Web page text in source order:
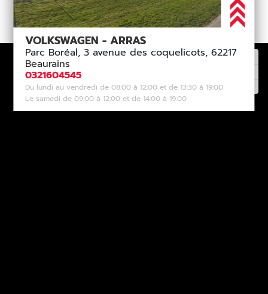
VOLKSWAGEN - ARRAS
Parc Boréal, 3 avenue des coquelicots, 62217
Beaurains
0321604545
Du lundi au vendredi de 08:00 à 12:00 et de 13:30 à 19:00
Le samedi de 09:00 à 12:00 et de 14:00 à 19:00